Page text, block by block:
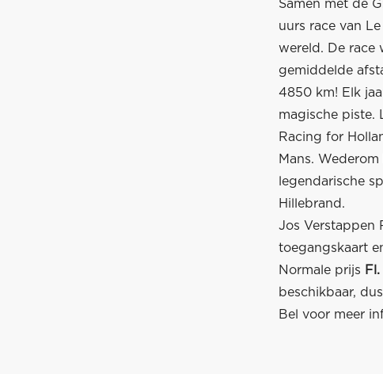
Samen met de
uurs race van
wereld. De race
gemiddelde
4850 km! Elk
magische piste.
Racing for
Mans.
legendarische
Hillebrand.
Jos Verstappen
toegangskaart
Normale prijs
beschikbaar,
Bel voor meer